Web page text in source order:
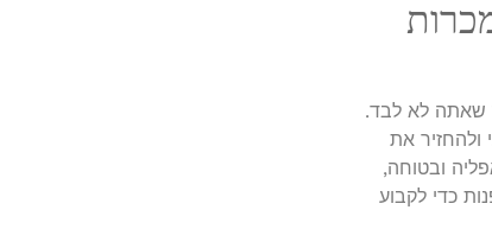
שאתה לא לבד.
את
ובטוחה,
כדי לקבוע